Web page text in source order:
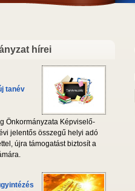
hírei
tanév
Önkormányzata Képviselő-
jelentős összegű helyi adó
újra támogatást biztosít a